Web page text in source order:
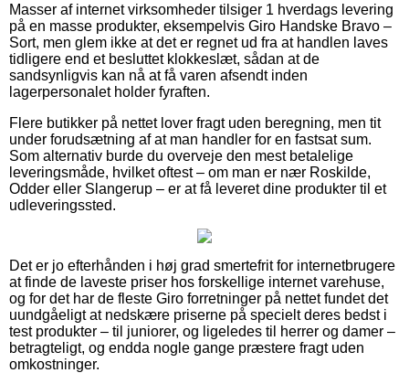
Masser af internet virksomheder tilsiger 1 hverdags levering
på en masse produkter, eksempelvis Giro Handske Bravo –
Sort, men glem ikke at det er regnet ud fra at handlen laves
tidligere end et besluttet klokkeslæt, sådan at de
sandsynligvis kan nå at få varen afsendt inden
lagerpersonalet holder fyraften.
Flere butikker på nettet lover fragt uden beregning, men tit
under forudsætning af at man handler for en fastsat sum.
Som alternativ burde du overveje den mest betalelige
leveringsmåde, hvilket oftest – om man er nær Roskilde,
Odder eller Slangerup – er at få leveret dine produkter til et
udleveringssted.
Det er jo efterhånden i høj grad smertefrit for internetbrugere
at finde de laveste priser hos forskellige internet varehuse,
og for det har de fleste Giro forretninger på nettet fundet det
uundgåeligt at nedskære priserne på specielt deres bedst i
test produkter – til juniorer, og ligeledes til herrer og damer –
betragteligt, og endda nogle gange præstere fragt uden
omkostninger.